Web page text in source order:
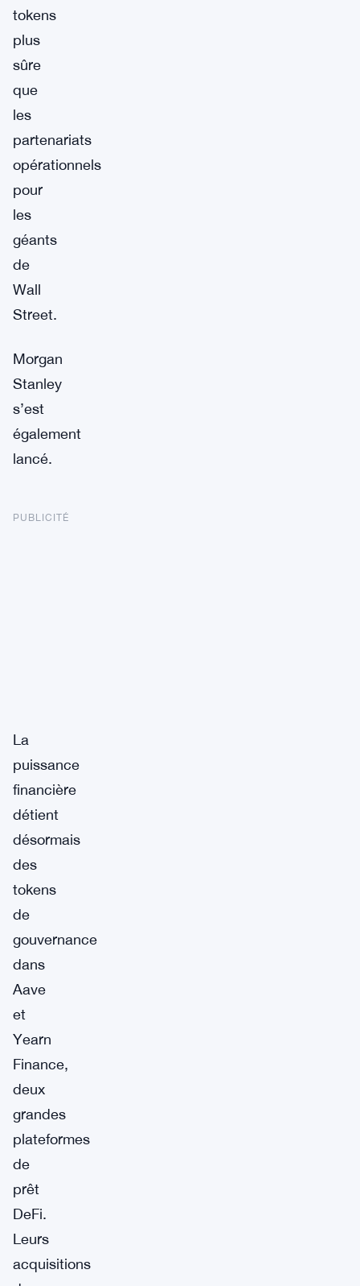
tokens
plus
sûre
que
les
partenariats
opérationnels
pour
les
géants
de
Wall
Street.
Morgan
Stanley
s’est
également
lancé.
PUBLICITÉ
La
puissance
financière
détient
désormais
des
tokens
de
gouvernance
dans
Aave
et
Yearn
Finance,
deux
grandes
plateformes
de
prêt
DeFi.
Leurs
acquisitions